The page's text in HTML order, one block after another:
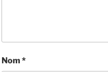
Nom *